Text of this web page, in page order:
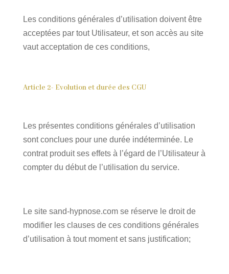
Les conditions générales d’utilisation doivent être
acceptées par tout Utilisateur, et son accès au site
vaut acceptation de ces conditions,
Article 2- Evolution et durée des CGU
Les présentes conditions générales d’utilisation
sont conclues pour une durée indéterminée. Le
contrat produit ses effets à l’égard de l’Utilisateur à
compter du début de l’utilisation du service.
Le site sand-hypnose.com se réserve le droit de
modifier les clauses de ces conditions générales
d’utilisation à tout moment et sans justification;